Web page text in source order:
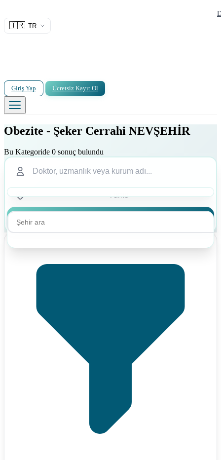
🇹🇷 TR
Giriş Yap Ücretsiz Kayıt Ol
Obezite - Şeker Cerrahi NEVŞEHİR
Bu Kategoride 0 sonuç bulundu